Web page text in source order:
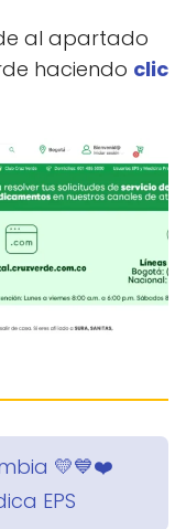
al apartado
haciendo clic
💛💙❤️
EPS